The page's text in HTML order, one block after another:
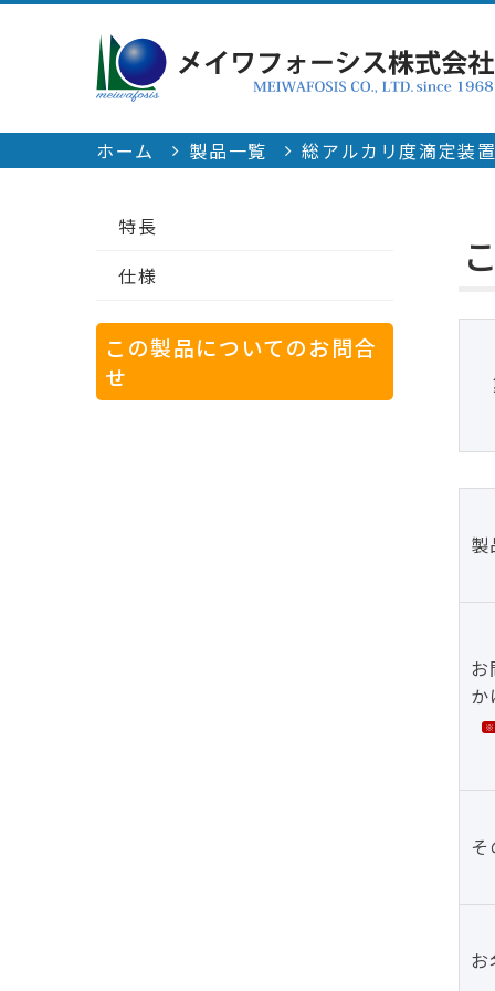
ホーム 製品一覧 総アルカリ度滴定装
特長
仕様
この製品についてのお問合
せ
※